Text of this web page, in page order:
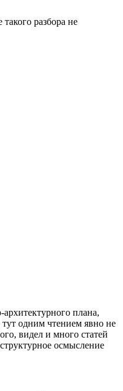
разбора не
архитектурного плана,
одним чтением явно не
видел и много статей
осмысление